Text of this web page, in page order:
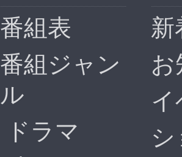
番組表
番組ジャン
ル
ドラマ
新
お
イ